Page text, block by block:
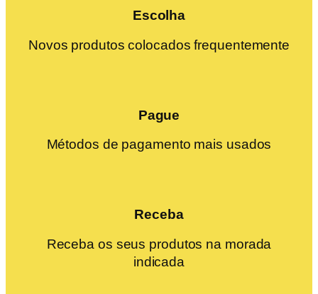
Escolha
Novos produtos colocados frequentemente
Pague
Métodos de pagamento mais usados
Receba
Receba os seus produtos na morada
indicada